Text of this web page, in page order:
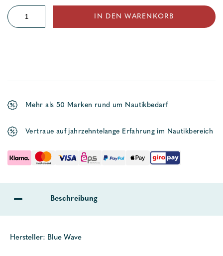
Mastplatte
für
IN DEN WARENKORB
Mehr als 50 Marken rund um Nautikbedarf
Vertraue auf jahrzehntelange Erfahrung im Nautikbereich
Beschreibung
Hersteller: Blue Wave